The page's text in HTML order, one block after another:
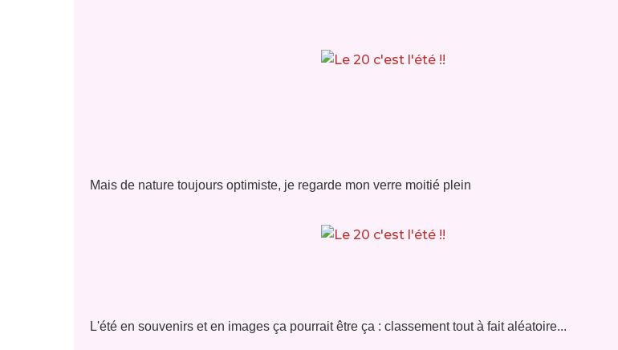
Mais de nature toujours optimiste, je regarde mon verre moitié plein
L'été en souvenirs et en images ça pourrait être ça : classement tout à fait aléatoire...